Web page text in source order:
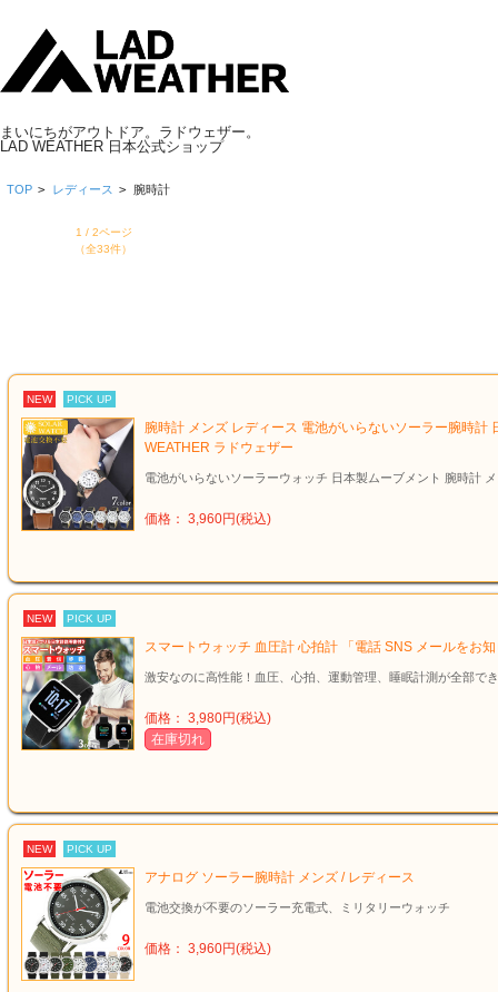
まいにちがアウトドア。ラドウェザー。
LAD WEATHER 日本公式ショップ
TOP > レディース > 腕時計
1 / 2ページ
（全33件）
NEW PICK UP
腕時計 メンズ レディース 電池がいらないソーラー腕時計
WEATHER ラドウェザー
電池がいらないソーラーウォッチ 日本製ムーブメント 腕時計
価格： 3,960円(税込)
NEW PICK UP
スマートウォッチ 血圧計 心拍計 「電話 SNS メールをお
激安なのに高性能！血圧、心拍、運動管理、睡眠計測が全部で
価格： 3,980円(税込)
在庫切れ
NEW PICK UP
アナログ ソーラー腕時計 メンズ / レディース
電池交換が不要のソーラー充電式、ミリタリーウォッチ
価格： 3,960円(税込)